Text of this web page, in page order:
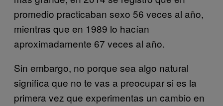
promedio practicaban sexo 56 veces al año,
mientras que en 1989 lo hacían
aproximadamente 67 veces al año.
Sin embargo, no porque sea algo natural
significa que no te vas a preocupar si es la
primera vez que experimentas un cambio en